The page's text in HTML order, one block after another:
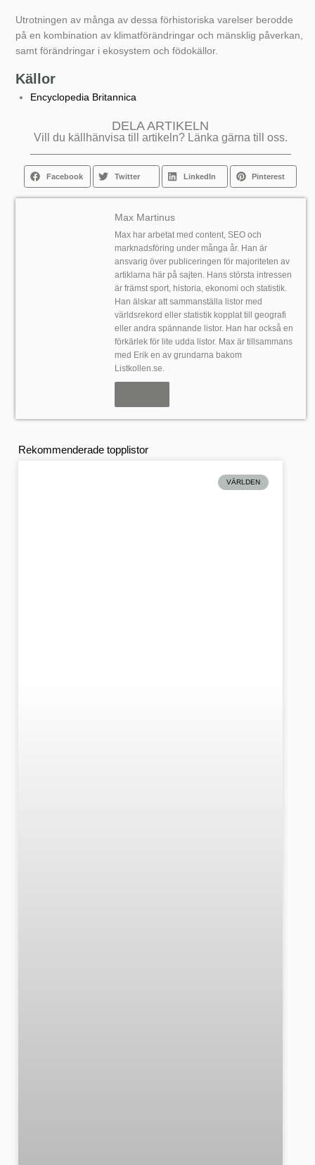
Utrotningen av många av dessa förhistoriska varelser berodde
på en kombination av klimatförändringar och mänsklig påverkan,
samt förändringar i ekosystem och födokällor.
Källor
Encyclopedia Britannica
DELA ARTIKELN
Vill du källhänvisa till artikeln? Länka gärna till oss.
Facebook Twitter LinkedIn Pinterest
Max Martinus
Max har arbetat med content, SEO och
marknadsföring under många år. Han är
ansvarig över publiceringen för majoriteten av
artiklarna här på sajten. Hans största intressen
är främst sport, historia, ekonomi och statistik.
Han älskar att sammanställa listor med
världsrekord eller statistik kopplat till geografi
eller andra spännande listor. Han har också en
förkärlek för lite udda listor. Max är tillsammans
med Erik en av grundarna bakom
Listkollen.se.
Rekommenderade topplistor
VÄRLDEN